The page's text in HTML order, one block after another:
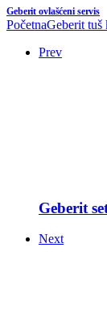
Geberit ovlašćeni servis
PočetnaGeberit tuš
Prev
Geberit
Next